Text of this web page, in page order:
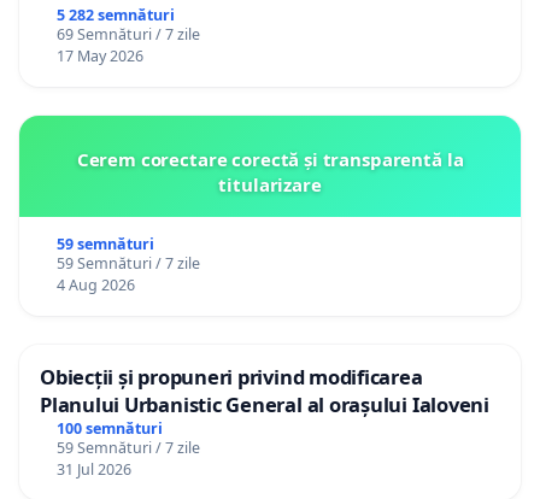
5 282 semnături
69 Semnături / 7 zile
17 May 2026
Cerem corectare corectă și transparentă la
titularizare
59 semnături
59 Semnături / 7 zile
4 Aug 2026
Obiecții și propuneri privind modificarea
Planului Urbanistic General al orașului Ialoveni
100 semnături
59 Semnături / 7 zile
31 Jul 2026